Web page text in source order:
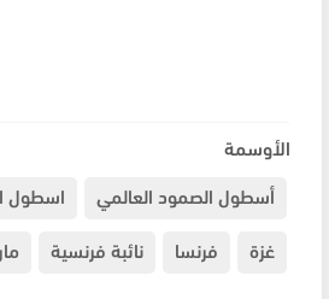
الأوسمة
أسطول الصمود العالمي
اسطول
غزة
فرنسا نائبة فرنسية